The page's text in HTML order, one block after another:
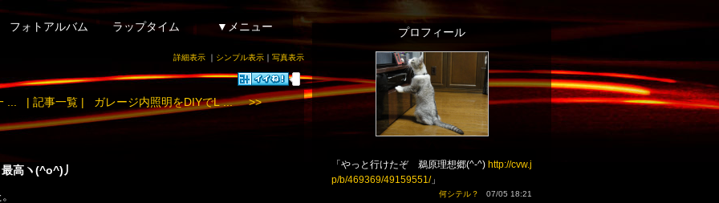
フォトアルバム ラップタイム ▼メニュー
詳細表示 ｜ シンプル表示 ｜ 写真表示
| 記事一覧 | ガレージ内照明をDIYでL ... >>
高ヽ(^o^)丿
プロフィール
「やっと行けたぞ 鵜原理想郷(^-^) http://cvw.j
p/b/469369/49159551/」
何シテル？ 07/05 18:21